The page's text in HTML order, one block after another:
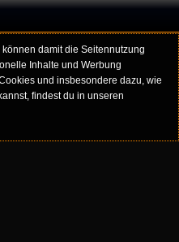
damit die Seitennutzung
Inhalte und Werbung
und insbesondere dazu, wie
findest du in unseren